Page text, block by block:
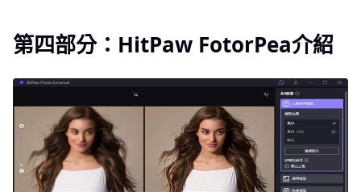
第四部分：HitPaw FotorPea介紹